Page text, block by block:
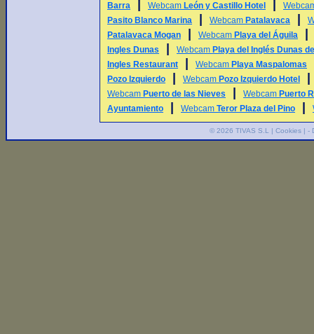
Barra
Webcam León y Castillo Hotel
Pasito Blanco Marina
Webcam Patalavaca
Patalavaca Mogan
Webcam Playa del Águila
Ingles Dunas Webcam Playa del Inglés Dunas
Ingles Restaurant
Webcam Playa Maspalomas
Pozo Izquierdo Webcam Pozo Izquierdo Hotel
Webcam Puerto de las Nieves Webcam Puerto
Ayuntamiento
Webcam Teror Plaza del Pino
© 2026 TIVAS S.L | Cookies| -